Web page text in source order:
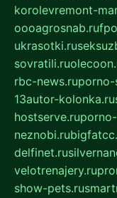
korolevremont-
oooagrosnab.ru
ukrasotki.ru
sovratili.ru
rbc-news.ru
13autor-kolonka.ru
hostserve.ru
neznobi.ru
delfinet.ru
velotrenajery.ru
show-pets.ru